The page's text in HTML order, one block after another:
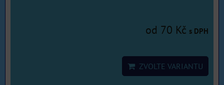
od 70 Kč s DPH
ZVOLTE VARIANTU